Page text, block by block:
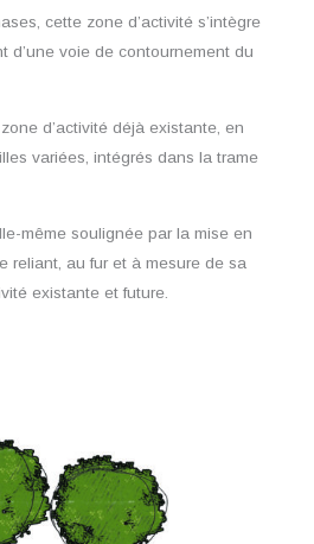
cette zone d’activité s’intègre
d’une voie de contournement du
d’activité déjà existante, en
variées, intégrés dans la trame
même soulignée par la mise en
reliant, au fur et à mesure de sa
existante et future.